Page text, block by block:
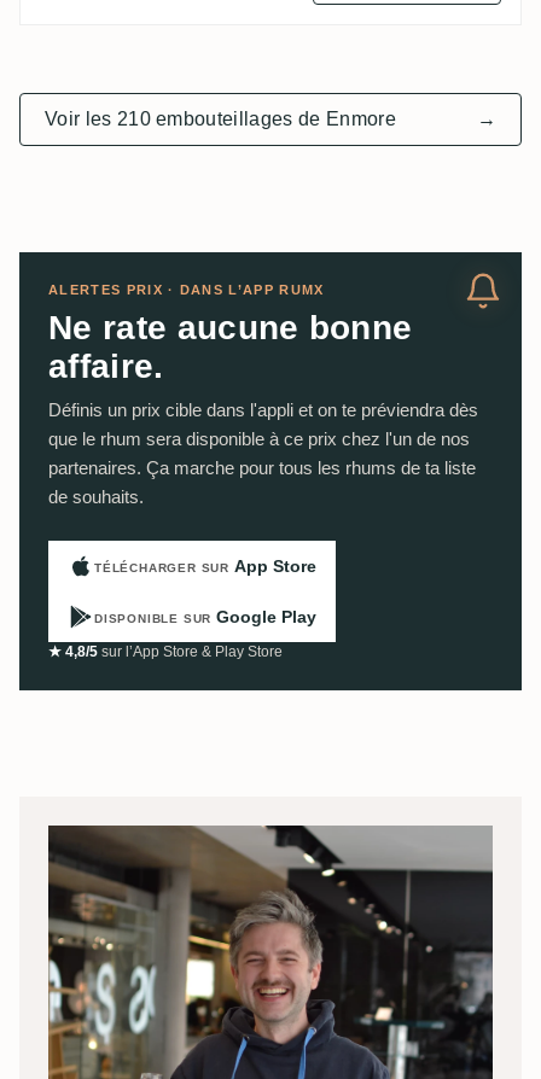
Voir les 210 embouteillages de Enmore →
ALERTES PRIX · DANS L’APP RUMX
Ne rate aucune bonne
affaire.
Définis un prix cible dans l'appli et on te préviendra dès
que le rhum sera disponible à ce prix chez l'un de nos
partenaires. Ça marche pour tous les rhums de ta liste
de souhaits.
TÉLÉCHARGER SUR App Store
DISPONIBLE SUR Google Play
★ 4,8/5 sur l’App Store & Play Store